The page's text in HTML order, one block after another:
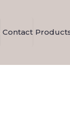
Contact